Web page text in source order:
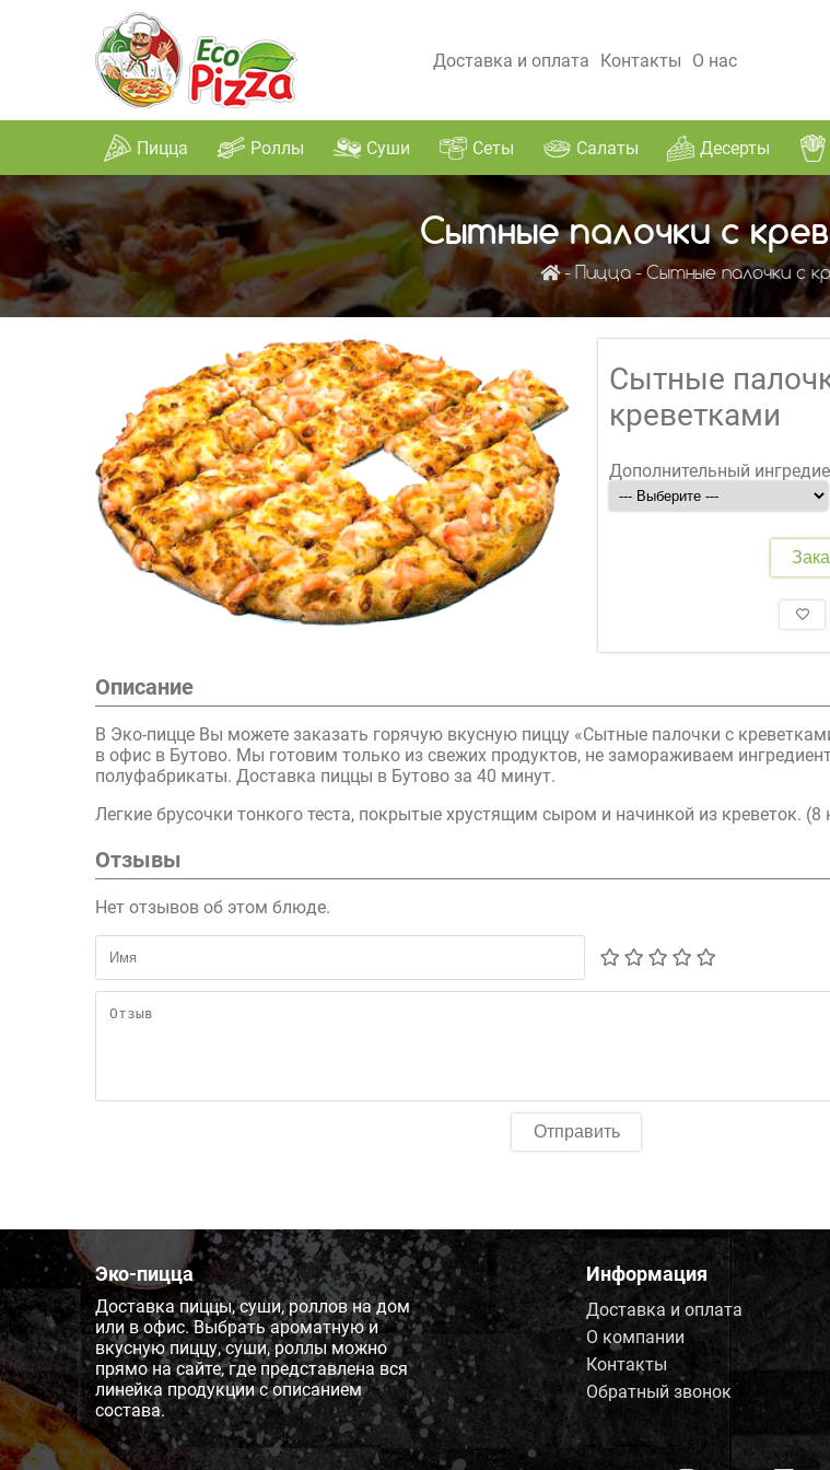
Доставка и оплата Контакты О нас
Пицца Роллы Суши Сеты Салаты Десерты
Сытные палочки с
Пицца Сытные палочки с
Сытные
креветками
Дополнительный
Описание
В Эко-пицце Вы можете заказать горячую вкусную пиццу «Сытные палочки с
в офис в Бутово. Мы готовим только из свежих продуктов, не замораживаем
полуфабрикаты. Доставка пиццы в Бутово за 40 минут.
Легкие брусочки тонкого теста, покрытые хрустящим сыром и начинкой из креветок. (8
Отзывы
Нет отзывов об этом блюде.
Отправить
Эко-пицца
Доставка пиццы, суши, роллов на дом
или в офис. Выбрать ароматную и
вкусную пиццу, суши, роллы можно
прямо на сайте, где представлена вся
линейка продукции с описанием
состава.
Информация
Доставка и оплата
О компании
Контакты
Обратный звонок